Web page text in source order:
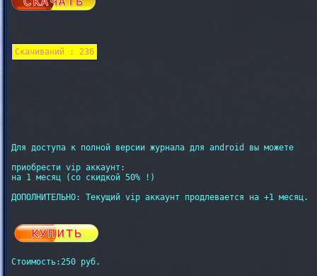
Скачиваний : 236
Для доступа к полной версии журнала для android вы можете
приобрести vip аккаунт:
на 1 месяц (со скидкой 50% !)
ДОПОЛНИТЕЛЬНО: Текущий vip аккаунт продлевается на +1 месяц.
Стоимость:250 руб.